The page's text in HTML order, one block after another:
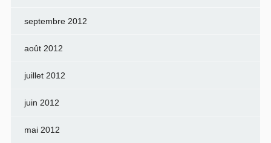
septembre 2012
août 2012
juillet 2012
juin 2012
mai 2012